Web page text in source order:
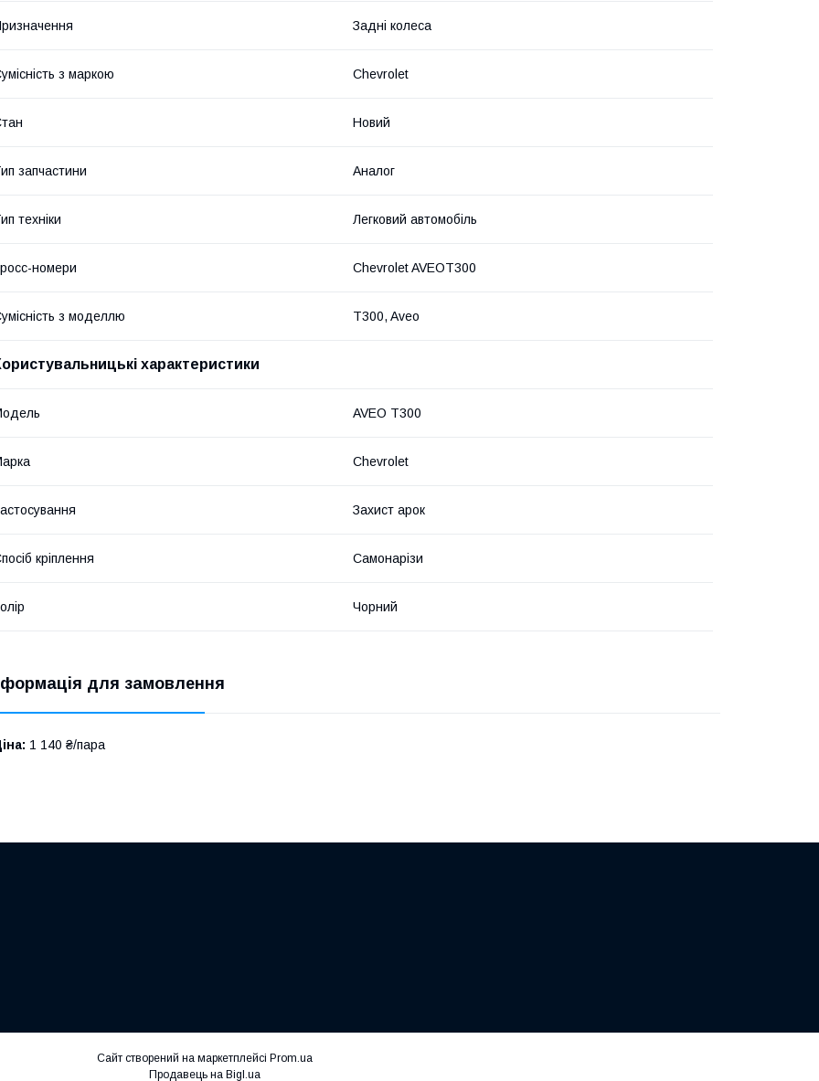
Задні колеса
з маркою Chevrolet
Новий
запчастини Аналог
техніки Легковий автомобіль
номери Chevrolet AVEOT300
з моделлю T300, Aveo
характеристики
AVEO T300
Chevrolet
Захист арок
кріплення Самонарізи
Чорний
для замовлення
1 140 ₴/пара
Сайт створений на маркетплейсі Prom.ua
Продавець на Bigl.ua